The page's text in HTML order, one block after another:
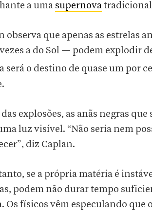
a uma supernova
observa que apenas as estrelas
vezes a do Sol — podem explodir
será o destino de quase um por
explosões, as anãs negras
luz visível. “Não seria nem
diz Caplan.
se a própria matéria é
podem não durar tempo
Os físicos vêm especulando que